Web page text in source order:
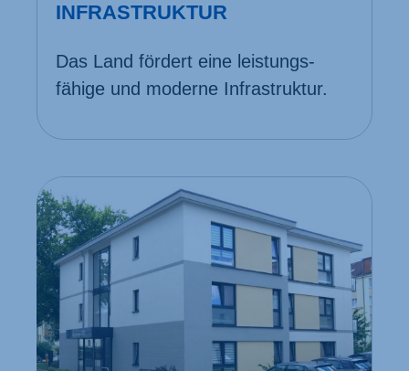
INFRASTRUKTUR
Das Land fördert eine leistungs­
fähige und moderne Infra­struktur.